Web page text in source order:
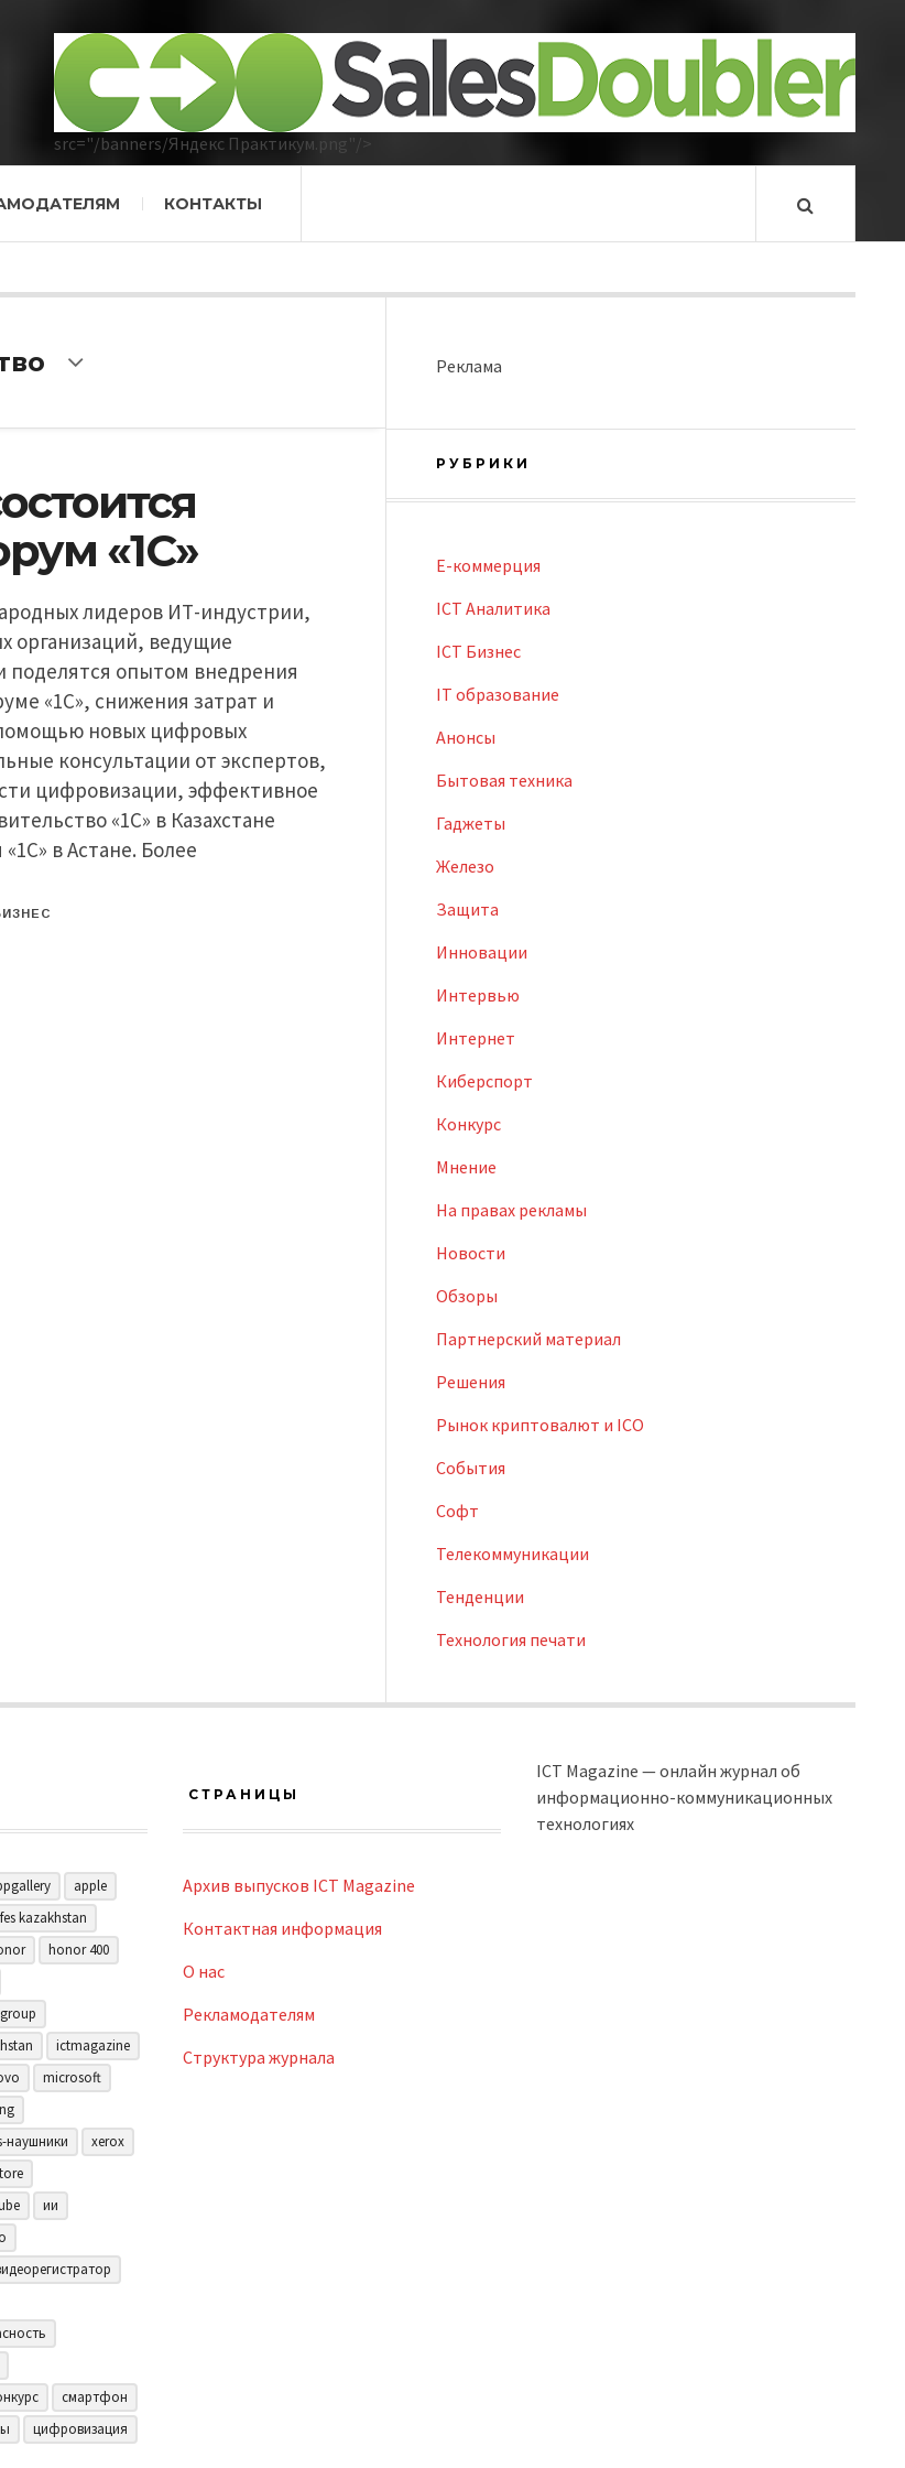
src="/banners/Яндекс Практикум.png"/>
КОНТАКТЫ
«1С»
лидеров ИТ-индустрии,
организаций, ведущие
поделятся опытом внедрения
«1С», снижения затрат и
новых цифровых
консультации от экспертов,
цифровизации, эффективное
«1С» в Казахстане
в Астане. Более
Реклама
РУБРИКИ
E-коммерция
ICT Аналитика
ICT Бизнес
IT образование
Анонсы
Бытовая техника
Гаджеты
Железо
Защита
Инновации
Интервью
Интернет
Киберспорт
Конкурс
Мнение
На правах рекламы
Новости
Обзоры
Партнерский материал
Решения
Рынок криптовалют и ICO
События
Софт
Телекоммуникации
Тенденции
Технология печати
apple
kazakhstan
honor 400
ictmagazine
microsoft
наушники
xerox
ии
смартфон
цифровизация
СТРАНИЦЫ
Архив выпусков ICT Magazine
Контактная информация
О нас
Рекламодателям
Структура журнала
ICT Magazine — онлайн журнал об
информационно-коммуникационных
технологиях